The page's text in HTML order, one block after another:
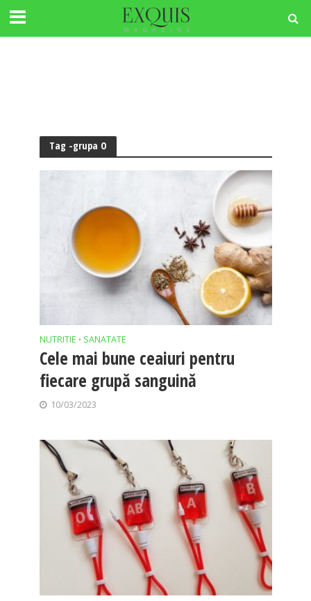
Tag -grupa O
NUTRITIE • SANATATE
Cele mai bune ceaiuri pentru
fiecare grupă sanguină
10/03/2023